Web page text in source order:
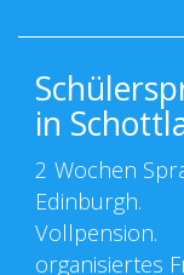
in
2 Wochen
Edinburgh.
organisiertes